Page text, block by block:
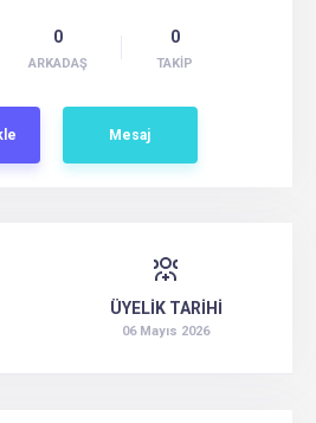
0
ARKADAŞ
0
TAKİP
Mesaj
ÜYELİK TARİHİ
06 Mayıs 2026